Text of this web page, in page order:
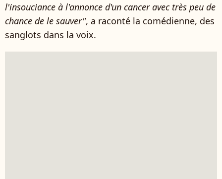
l'insouciance à l'annonce d'un cancer avec très peu de
chance de le sauver", a raconté la comédienne, des
sanglots dans la voix.